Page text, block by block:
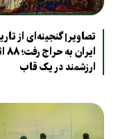
تصاویر| گنجینه‌ای از
ایران
ارزشمند در یک قاب